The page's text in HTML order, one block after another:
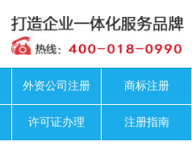
外资公司注册 商标注册
许可证办理 注册指南